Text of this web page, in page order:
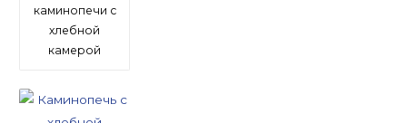
каминопечи с
хлебной
камерой